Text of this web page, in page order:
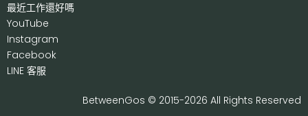
最近工作還好嗎
YouTube
Instagram
Facebook
LINE 客服
BetweenGos © 2015-2026 All Rights Reserved